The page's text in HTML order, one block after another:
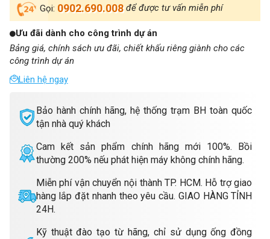
Gọi: 0902.690.008 để được tư vấn miễn phí
Bảo hành chính hãng, hệ thống trạm BH toàn quốc
tận nhà quý khách
Cam kết sản phẩm chính hãng mới 100%. Bồi
thường 200% nếu phát hiện máy không chính hãng.
Miễn phí vận chuyển nội thành TP. HCM. Hỗ trợ giao
hàng lắp đặt nhanh theo yêu cầu. GIAO HÀNG TỈNH
24H.
Kỹ thuật đào tạo từ hãng, chỉ sử dụng ống đồng
Ưu đãi dành cho công trình dự án
Bảng giá, chính sách ưu đãi, chiết khấu riêng giành cho các
công trình dự án
Liên hệ ngay